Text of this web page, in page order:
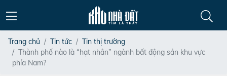
Trang chủ Tin tức
Tin thị trường
Thành phố nào là “hạt nhân” ngành bất động sản khu vực
phía Nam?